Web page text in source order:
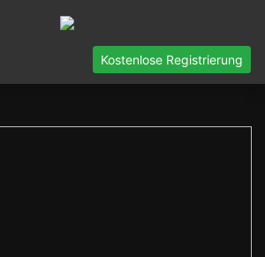
Kostenlose Registrierung